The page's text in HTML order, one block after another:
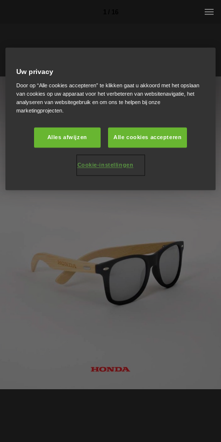
Uw privacy
Door op “Alle cookies accepteren” te klikken gaat u akkoord met het opslaan
van cookies op uw apparaat voor het verbeteren van websitenavigatie, het
analyseren van websitegebruik en om ons te helpen bij onze
marketingprojecten.
Alles afwijzen Alle cookies accepteren
Cookie-instellingen